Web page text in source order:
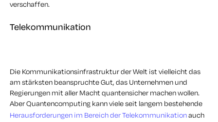
verschaffen.
Telekommunikation
Die Kommunikationsinfrastruktur der Welt ist vielleicht das
am stärksten beanspruchte Gut, das Unternehmen und
Regierungen mit aller Macht quantensicher machen wollen.
Aber Quantencomputing kann viele seit langem bestehende
Herausforderungen im Bereich der Telekommunikationauch